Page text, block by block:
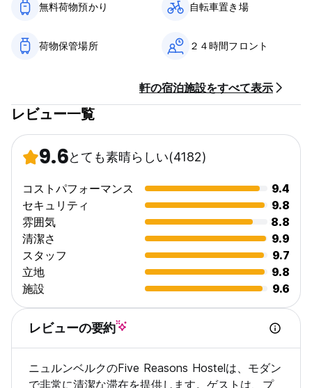
無料荷物預かり 自転車置き場
荷物保管場所 ２４時間フロント
軒の宿泊施設をすべて表示
レビュー一覧
9.6とても素晴らしい(4182)
コストパフォーマンス
9.4
セキュリティ
9.8
雰囲気
8.8
清潔さ
9.9
スタッフ
9.7
立地
9.8
施設
9.6
レビューの要約
ニュルンベルクのFive Reasons Hostelは、モダン
で非常に清潔な滞在を提供します。ゲストは、プ